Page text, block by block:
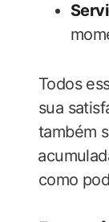
Todos
sua
também
como